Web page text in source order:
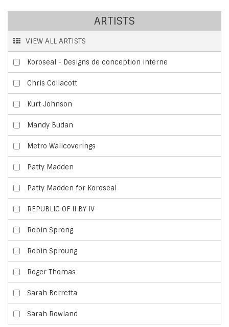
ARTISTS
VIEW ALL ARTISTS
Koroseal - Designs de conception interne
Chris Collacott
Kurt Johnson
Mandy Budan
Metro Wallcoverings
Patty Madden
Patty Madden for Koroseal
REPUBLIC OF II BY IV
Robin Sprong
Robin Sproung
Roger Thomas
Sarah Berretta
Sarah Rowland